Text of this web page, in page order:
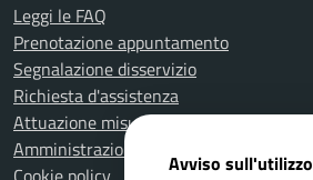
Leggi le FAQ
Prenotazione appuntamento
Segnalazione disservizio
Richiesta d'assistenza
Attuazione misure PNRR
Amministrazione trasparente
Avviso sull'utilizzo